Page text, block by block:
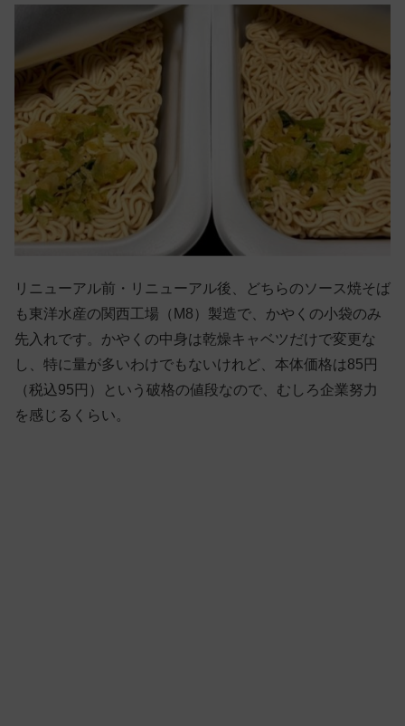
リニューアル前・リニューアル後、どちらのソース焼そば
も東洋水産の関西工場（M8）製造で、かやくの小袋のみ
先入れです。かやくの中身は乾燥キャベツだけで変更な
し、特に量が多いわけでもないけれど、本体価格は85円
（税込95円）という破格の値段なので、むしろ企業努力
を感じるくらい。